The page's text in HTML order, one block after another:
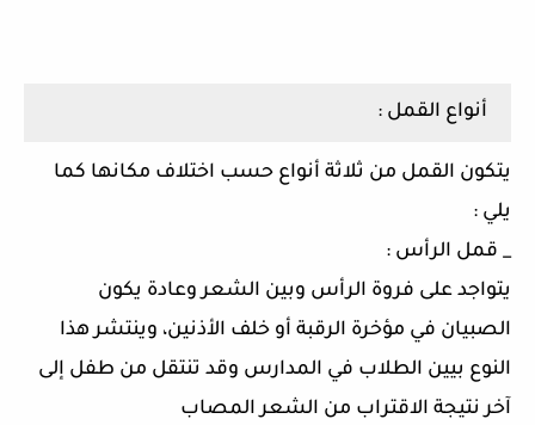
أنواع القمل :
يتكون القمل من ثلاثة أنواع حسب اختلاف مكانها كما
يلي :
_ قمل الرأس :
يتواجد على فروة الرأس وبين الشعر وعادة يكون
الصبيان في مؤخرة الرقبة أو خلف الأذنين، وينتشر هذا
النوع بيين الطلاب في المدارس وقد تنتقل من طفل إلى
آخر نتيجة الاقتراب من الشعر المصاب